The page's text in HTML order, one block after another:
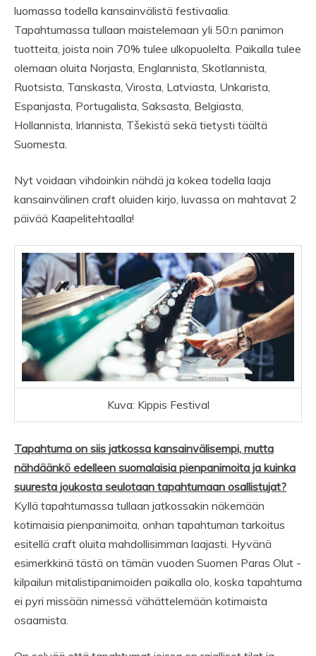
luomassa todella kansainvälistä festivaalia.
Tapahtumassa tullaan maistelemaan yli 50:n panimon
tuotteita, joista noin 70% tulee ulkopuolelta. Paikalla tulee
olemaan oluita Norjasta, Englannista, Skotlannista,
Ruotsista, Tanskasta, Virosta, Latviasta, Unkarista,
Espanjasta, Portugalista, Saksasta, Belgiasta,
Hollannista, Irlannista, Tšekistä sekä tietysti täältä
Suomesta.
Nyt voidaan vihdoinkin nähdä ja kokea todella laaja
kansainvälinen craft oluiden kirjo, luvassa on mahtavat 2
päivää Kaapelitehtaalla!
Kuva: Kippis Festival
Tapahtuma on siis jatkossa kansainvälisempi, mutta
nähdäänkö edelleen suomalaisia pienpanimoita ja kuinka
suuresta joukosta seulotaan tapahtumaan osallistujat?
Kyllä tapahtumassa tullaan jatkossakin näkemään
kotimaisia pienpanimoita, onhan tapahtuman tarkoitus
esitellä craft oluita mahdollisimman laajasti. Hyvänä
esimerkkinä tästä on tämän vuoden Suomen Paras Olut -
kilpailun mitalistipanimoiden paikalla olo, koska tapahtuma
ei pyri missään nimessä vähättelemään kotimaista
osaamista.